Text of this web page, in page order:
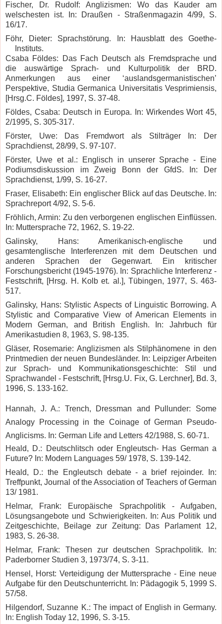
Fischer, Dr. Rudolf: Anglizismen: Wo das Kauder am
welschesten ist. In: Draußen - Straßenmagazin 4/99, S.
16/17.
Föhr, Dieter: Sprachstörung. In: Hausblatt des Goethe-
Instituts.
Csaba Földes: Das Fach Deutsch als Fremdsprache und
die auswärtige Sprach- und Kulturpolitik der BRD.
Anmerkungen aus einer ‘auslandsgermanistischen’
Perspektive, Studia Germanica Universitatis Vesprimiensis,
[Hrsg.C. Földes], 1997, S. 37-48.
Földes, Csaba: Deutsch in Europa. In: Wirkendes Wort 45,
2/1995, S. 305-317.
Förster, Uwe: Das Fremdwort als Stilträger In: Der
Sprachdienst, 28/99, S. 97-107.
Förster, Uwe et al.: Englisch in unserer Sprache - Eine
Podiumsdiskussion im Zweig Bonn der GfdS. In: Der
Sprachdienst, 1/99, S. 16-27.
Fraser, Elisabeth: Ein englischer Blick auf das Deutsche. In:
Sprachreport 4/92, S. 5-6.
Fröhlich, Armin: Zu den verborgenen englischen Einflüssen.
In: Muttersprache 72, 1962, S. 19-22.
Galinsky, Hans: Amerikanisch-englische und
gesamtenglische Interferenzen mit dem Deutschen und
anderen Sprachen der Gegenwart. Ein kritischer
Forschungsbericht (1945-1976). In: Sprachliche Interferenz -
Festschrift, [Hrsg. H. Kolb et. al.], Tübingen, 1977, S. 463-
517.
Galinsky, Hans: Stylistic Aspects of Linguistic Borrowing. A
Stylistic and Comparative View of American Elements in
Modern German, and British English.
In: Jahrbuch für
Amerikastudien 8, 1963, S. 98-135.
Gläser, Rosemarie: Anglizismen als Stilphänomene in den
Printmedien der neuen Bundesländer. In: Leipziger Arbeiten
zur Sprach- und Kommunikationsgeschichte: Stil und
Sprachwandel - Festschrift, [Hrsg.U. Fix, G. Lerchner], Bd. 3,
1996, S. 133-162.
Hannah, J. A.: Trench, Dressman and Pullunder: Some
Analogy Processing in the Coinage of German Pseudo-
Anglicisms. In: German Life and Letters 42/1988, S. 60-71.
Heald, D.: Deutschlitsch oder Engleutsch- Has German a
Future? In: Modern Languages 59/ 1978, S. 139-142.
Heald, D.: the Engleutsch debate - a brief rejoinder. In:
Treffpunkt, Journal of the Association of Teachers of German
13/ 1981.
Helmar, Frank: Europäische Sprachpolitik - Aufgaben,
Lösungsangebote und Schwierigkeiten. In: Aus Politik und
Zeitgeschichte, Beilage zur Zeitung: Das Parlament 12,
1983, S. 26-38.
Helmar, Frank: Thesen zur deutschen Sprachpolitik. In:
Paderborner Studien 3, 1973/74, S. 3-11.
Hensel, Horst: Verteidigung der Muttersprache - Eine neue
Aufgabe für den Deutschunterricht. In: Pädagogik 5, 1999 S.
57/58.
Hilgendorf, Suzanne K.: The impact of English in Germany.
In: English Today 12, 1996, S. 3-15.